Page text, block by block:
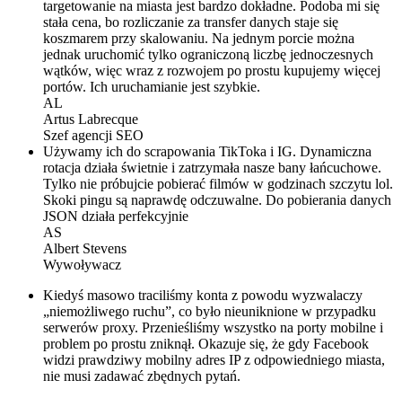
targetowanie na miasta jest bardzo dokładne. Podoba mi się
stała cena, bo rozliczanie za transfer danych staje się
koszmarem przy skalowaniu. Na jednym porcie można
jednak uruchomić tylko ograniczoną liczbę jednoczesnych
wątków, więc wraz z rozwojem po prostu kupujemy więcej
portów. Ich uruchamianie jest szybkie.
AL
Artus Labrecque
Szef agencji SEO
Używamy ich do scrapowania TikToka i IG. Dynamiczna
rotacja działa świetnie i zatrzymała nasze bany łańcuchowe.
Tylko nie próbujcie pobierać filmów w godzinach szczytu lol.
Skoki pingu są naprawdę odczuwalne. Do pobierania danych
JSON działa perfekcyjnie
AS
Albert Stevens
Wywoływacz
Kiedyś masowo traciliśmy konta z powodu wyzwalaczy
„niemożliwego ruchu”, co było nieuniknione w przypadku
serwerów proxy. Przenieśliśmy wszystko na porty mobilne i
problem po prostu zniknął. Okazuje się, że gdy Facebook
widzi prawdziwy mobilny adres IP z odpowiedniego miasta,
nie musi zadawać zbędnych pytań.